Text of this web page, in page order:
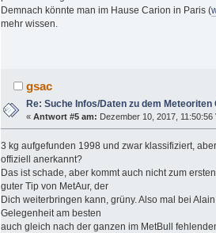
Demnach könnte man im Hause Carion in Paris (
mehr wissen.
gsac
Re: Suche Infos/Daten zu dem Meteoriten
«Antwort #5 am: Dezember 10, 2017, 11:50:56
3 kg aufgefunden 1998 und zwar klassifiziert,
offiziell anerkannt?
Das ist schade, aber kommt auch nicht zum
guter Tip von MetAur, der
Dich weiterbringen kann, grüny. Also mal bei
Gelegenheit am besten
auch gleich nach der ganzen im MetBull